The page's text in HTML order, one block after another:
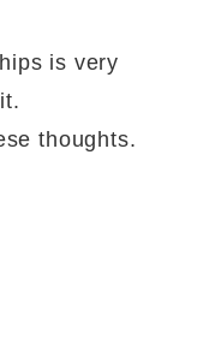
is very
thoughts.